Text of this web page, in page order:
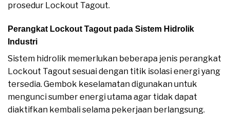
prosedur Lockout Tagout.
Perangkat Lockout Tagout pada Sistem Hidrolik
Industri
Sistem hidrolik memerlukan beberapa jenis perangkat
Lockout Tagout sesuai dengan titik isolasi energi yang
tersedia. Gembok keselamatan digunakan untuk
mengunci sumber energi utama agar tidak dapat
diaktifkan kembali selama pekerjaan berlangsung.